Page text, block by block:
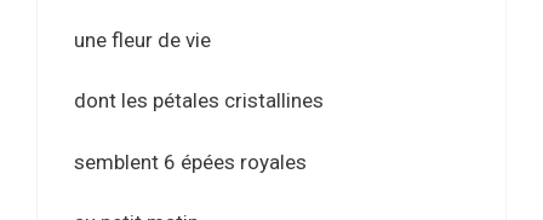
une fleur de vie
dont les pétales cristallines
semblent 6 épées royales